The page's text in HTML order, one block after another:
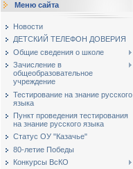
Меню сайта
Новости
ДЕТСКИЙ ТЕЛЕФОН ДОВЕРИЯ
Общие сведения о школе
Зачисление в
общеобразовательное
учреждение
Тестирование на знание русского
языка
Пункт проведения тестирования
на знание русского языка
Статус ОУ "Казачье"
80-летие Победы
Конкурсы ВсКО